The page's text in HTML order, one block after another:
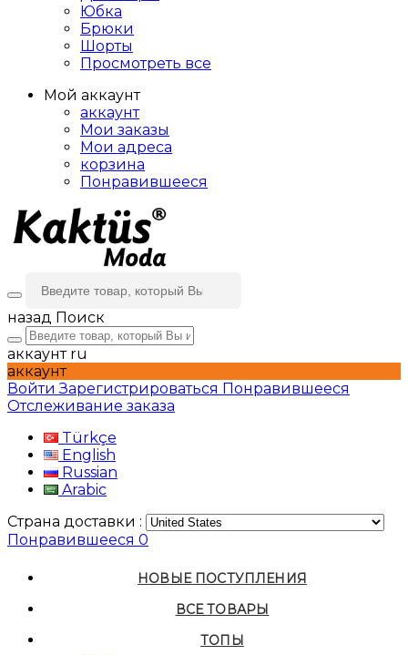
Юбка
Брюки
Шорты
Просмотреть все
Мой аккаунт
аккаунт
Мои заказы
Мои адреса
корзина
Понравившееся
назад Поиск
аккаунт ru
аккаунт
ВойтиЗарегистрироваться Понравившееся
Отслеживание заказа
Türkçe
English
Russian
Arabic
Страна доставки :
Понравившееся 0
НОВЫЕ ПОСТУПЛЕНИЯ
ВСЕ ТОВАРЫ
ТОПЫ